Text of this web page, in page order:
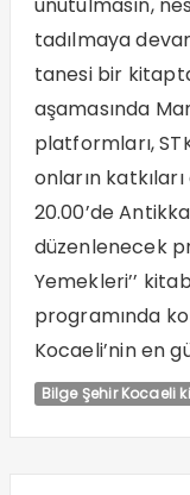
tadılmaya
tanesi bir
aşamasında
platformları,
onların
20.00’de
düzenlenecek
Yemekleri’’
programında
Kocaeli’nin en
Bilge Şehir Kocaeli